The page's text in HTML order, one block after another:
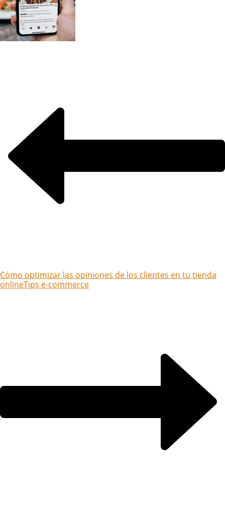
Cómo optimizar las opiniones de los clientes en tu tienda
onlineTips e-commerce